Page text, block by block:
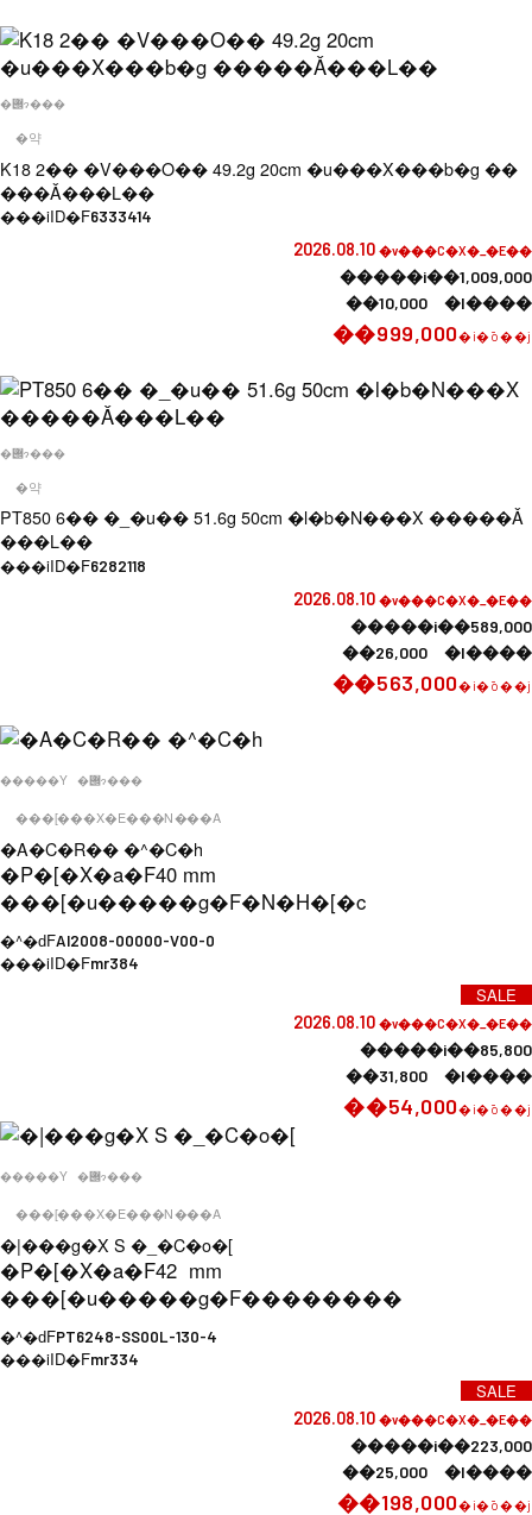
�݌ɂ���
�약
K18 2�� �V���O�� 49.2g 20cm �u���X���b�g ��
���Ǎ���L��
���iID�F6333414
2026.08.10 �v���C�X�_�E��
�����i��1,009,000
��10,000 �l����
��999,000�i�ō��j
�݌ɂ���
�약
PT850 6�� �_�u�� 51.6g 50cm �l�b�N���X �����Ǎ
���L��
���iID�F6282118
2026.08.10 �v���C�X�_�E��
�����i��589,000
��26,000 �l����
��563,000�i�ō��j
�����Y �݌ɂ���
���[���X�E���N���A
�A�C�R�� �^�C�h
�P�[�X�a�F40 mm
���[�u�����g�F�N�H�[�c
�^�ԁFAI2008-00000-V00-0
���iID�Fmr384
SALE
2026.08.10 �v���C�X�_�E��
�����i��85,800
��31,800 �l����
��54,000�i�ō��j
�����Y �݌ɂ���
���[���X�E���N���A
�|���g�X S �_�C�o�[
�P�[�X�a�F42 mm
���[�u�����g�F��������
�^�ԁFPT6248-SS00L-130-4
���iID�Fmr334
SALE
2026.08.10 �v���C�X�_�E��
�����i��223,000
��25,000 �l����
��198,000�i�ō��j